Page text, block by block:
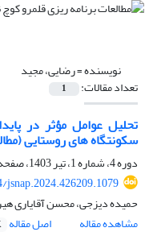
نویسنده =رضایی، مجید
تعداد مقالات: 1
تحلیل عوامل مؤثر در
سکونتگاه های روستایی
دوره 4، شماره 1، تیر 1403، صفحه
jsnap.2024.426209.1079
حمیده دیزجی، محسن آقایاری
مشاهده مقاله
اصل مقاله